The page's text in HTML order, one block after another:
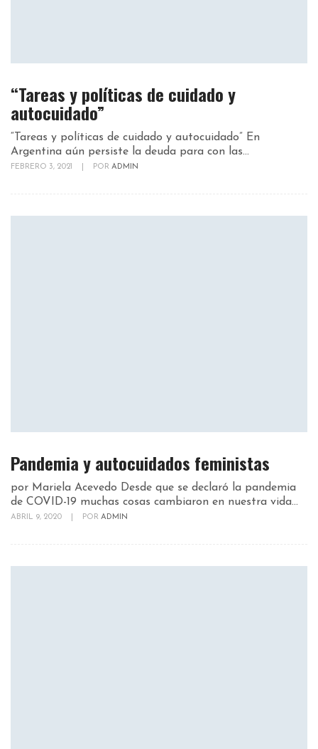
“Tareas y políticas de cuidado y
autocuidado”
“Tareas y políticas de cuidado y autocuidado” En
Argentina aún persiste la deuda para con las...
FEBRERO 3, 2021 POR ADMIN
Pandemia y autocuidados feministas
por Mariela Acevedo Desde que se declaró la pandemia
de COVID-19 muchas cosas cambiaron en nuestra vida...
ABRIL 9, 2020 POR ADMIN